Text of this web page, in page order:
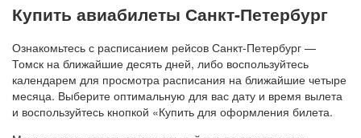
Купить авиабилеты Санкт-Петербург
Ознакомьтесь с расписанием рейсов Санкт-Петербург —
Томск на ближайшие десять дней, либо воспользуйтесь
календарем для просмотра расписания на ближайшие четыре
месяца. Выберите оптимальную для вас дату и время вылета
и воспользуйтесь кнопкой «Купить для оформления билета.